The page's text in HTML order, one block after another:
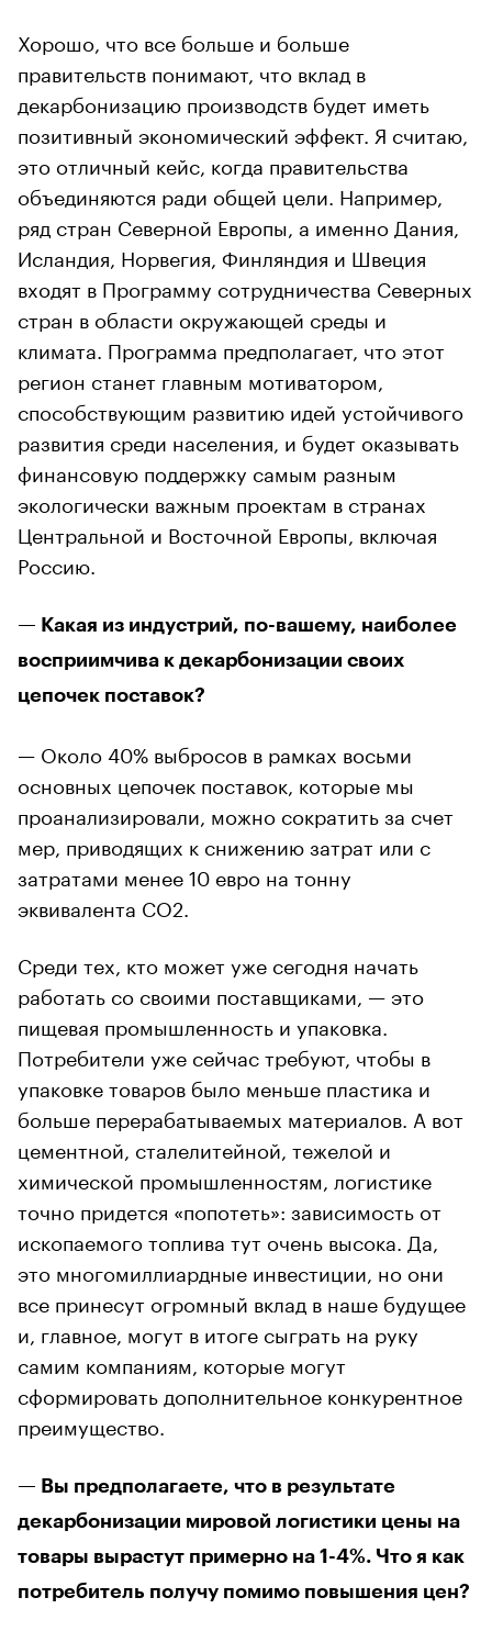
Хорошо, что все больше и больше
правительств понимают, что вклад в
декарбонизацию производств будет иметь
позитивный экономический эффект. Я считаю,
это отличный кейс, когда правительства
объединяются ради общей цели. Например,
ряд стран Северной Европы, а именно Дания,
Исландия, Норвегия, Финляндия и Швеция
входят в Программу сотрудничества Северных
стран в области окружающей среды и
климата. Программа предполагает, что этот
регион станет главным мотиватором,
способствующим развитию идей устойчивого
развития среди населения, и будет оказывать
финансовую поддержку самым разным
экологически важным проектам в странах
Центральной и Восточной Европы, включая
Россию.
— Какая из индустрий, по-вашему, наиболее
восприимчива к декарбонизации своих
цепочек поставок?
— Около 40% выбросов в рамках восьми
основных цепочек поставок, которые мы
проанализировали, можно сократить за счет
мер, приводящих к снижению затрат или с
затратами менее 10 евро на тонну
эквивалента CO2.
Среди тех, кто может уже сегодня начать
работать со своими поставщиками, — это
пищевая промышленность и упаковка.
Потребители уже сейчас требуют, чтобы в
упаковке товаров было меньше пластика и
больше перерабатываемых материалов. А вот
цементной, сталелитейной, тежелой и
химической промышленностям, логистике
точно придется «попотеть»: зависимость от
ископаемого топлива тут очень высока. Да,
это многомиллиардные инвестиции, но они
все принесут огромный вклад в наше будущее
и, главное, могут в итоге сыграть на руку
самим компаниям, которые могут
сформировать дополнительное конкурентное
преимущество.
— Вы предполагаете, что в результате
декарбонизации мировой логистики цены на
товары вырастут примерно на 1-4%. Что я как
потребитель получу помимо повышения цен?